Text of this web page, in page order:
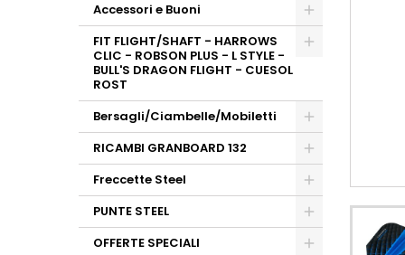
Accessori e Buoni
FIT FLIGHT/SHAFT - HARROWS
CLIC - ROBSON PLUS - L STYLE -
BULL'S DRAGON FLIGHT - CUESOL
ROST
Bersagli/Ciambelle/Mobiletti
RICAMBI GRANBOARD 132
Freccette Steel
PUNTE STEEL
OFFERTE SPECIALI